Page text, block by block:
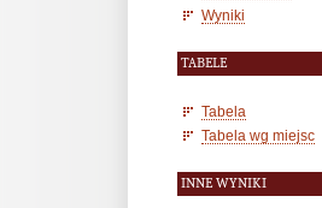
Wyniki
TABELE
Tabela
Tabela wg miejsc
INNE WYNIKI